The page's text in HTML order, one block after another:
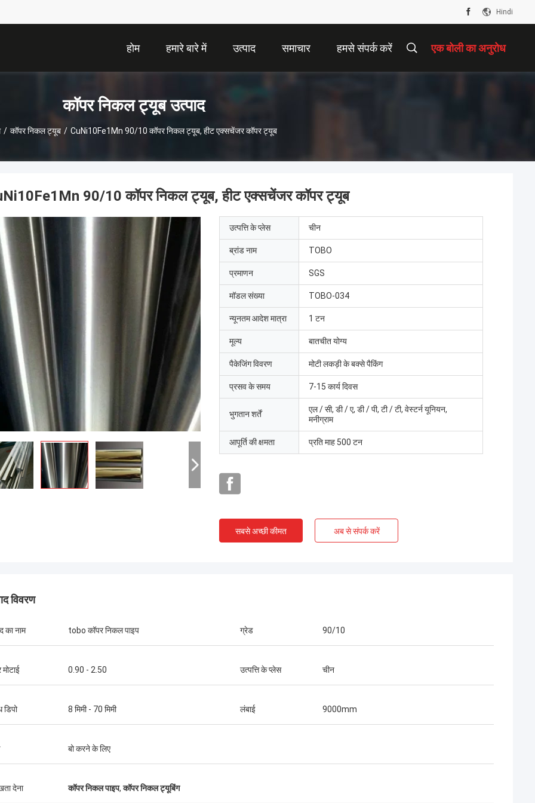
Hindi
होम हमारे बारे में उत्पाद समाचार हमसे संपर्क करें एक बोली का अनुरोध
कॉपर निकल ट्यूब उत्पाद
/ कॉपर निकल ट्यूब / CuNi10Fe1Mn 90/10 कॉपर निकल ट्यूब, हीट एक्सचेंजर कॉपर ट्यूब
90/10 कॉपर निकल ट्यूब, हीट एक्सचेंजर कॉपर ट्यूब
उत्पत्ति के प्लेस चीन
ब्रांड नाम TOBO
प्रमाणन SGS
मॉडल संख्या TOBO-034
न्यूनतम आदेश मात्रा 1 टन
मूल्य बातचीत योग्य
पैकेजिंग विवरण मोटी लकड़ी के बक्से पैकिंग
प्रसव के समय 7-15 कार्य दिवस
भुगतान शर्तें
एल / सी, डी / ए, डी / पी, टी / टी, वेस्टर्न यूनियन,
मनीग्राम
आपूर्ति की क्षमता प्रति माह 500 टन
सबसे अच्छी कीमत अब से संपर्क करें
विवरण
का नाम tobo कॉपर निकल पाइप ग्रेड 90/10
मोटाई 0.90 - 2.50 उत्पत्ति के प्लेस चीन
8 मिमी - 70 मिमी लंबाई 9000mm
बो करने के लिए
देना कॉपर निकल पाइप,कॉपर निकल ट्यूबिंग